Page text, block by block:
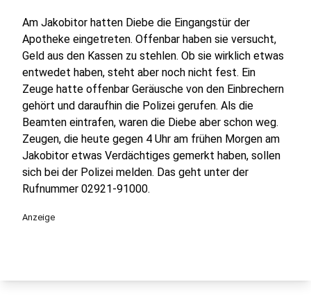
Am Jakobitor hatten Diebe die Eingangstür der
Apotheke eingetreten. Offenbar haben sie versucht,
Geld aus den Kassen zu stehlen. Ob sie wirklich etwas
entwedet haben, steht aber noch nicht fest. Ein
Zeuge hatte offenbar Geräusche von den Einbrechern
gehört und daraufhin die Polizei gerufen. Als die
Beamten eintrafen, waren die Diebe aber schon weg.
Zeugen, die heute gegen 4 Uhr am frühen Morgen am
Jakobitor etwas Verdächtiges gemerkt haben, sollen
sich bei der Polizei melden. Das geht unter der
Rufnummer 02921-91000.
Anzeige